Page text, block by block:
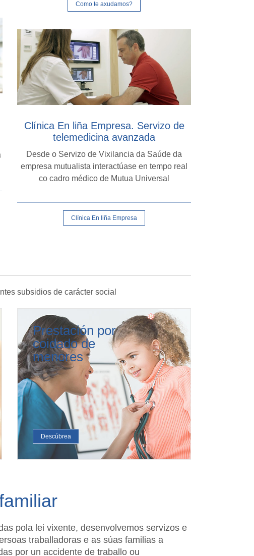
Como te axudamos?
Clínica En liña Empresa. Servizo de
telemedicina avanzada
Desde o Servizo de Vixilancia da Saúde da
empresa mutualista interactúase en tempo real
co cadro médico de Mutua Universal
Clínica En liña Empresa
subsidios de carácter social
Prestación por
coidado de
menores
Descúbrea
pola lei vixente, desenvolvemos servizos e
traballadoras e as súas familias a
por un accidente de traballo ou